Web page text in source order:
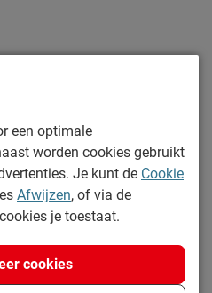
2 jaar garantie volgens CBW
voorwaarden
Postbus 716, 5400 AS,
Uden, Nederland
een optimale
worden cookies gebruikt
Je kunt de Cookie
Afwijzen, of via de
je toestaat.
cookies